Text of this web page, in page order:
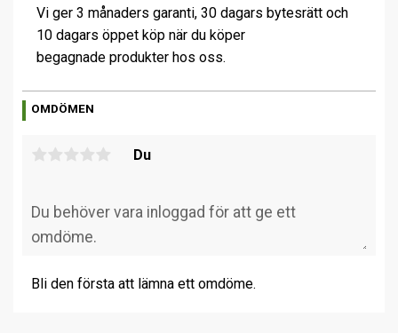
Vi ger 3 månaders garanti, 30 dagars bytesrätt och
10 dagars öppet köp när du köper
begagnade produkter hos oss.
OMDÖMEN
Du
Bli den första att lämna ett omdöme.